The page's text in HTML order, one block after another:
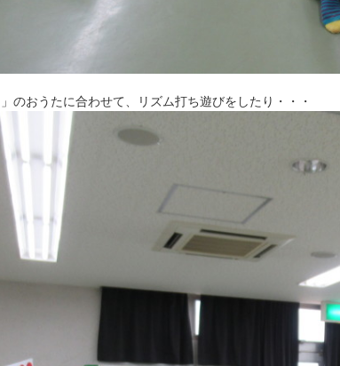
」のおうたに合わせて、リズム打ち遊びをしたり・・・